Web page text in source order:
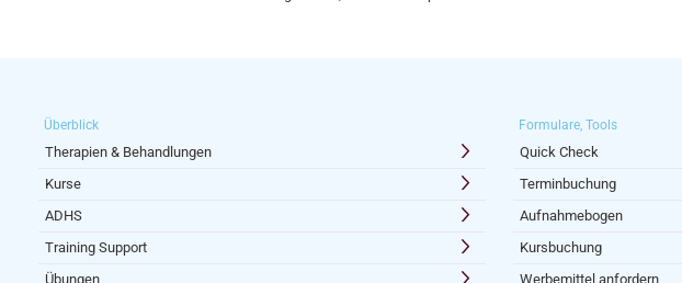
Überblick
Therapien & Behandlungen
Kurse
ADHS
Training Support
Übungen
Formulare, Tools
Quick Check
Terminbuchung
Aufnahmebogen
Kursbuchung
Werbemittel anfordern